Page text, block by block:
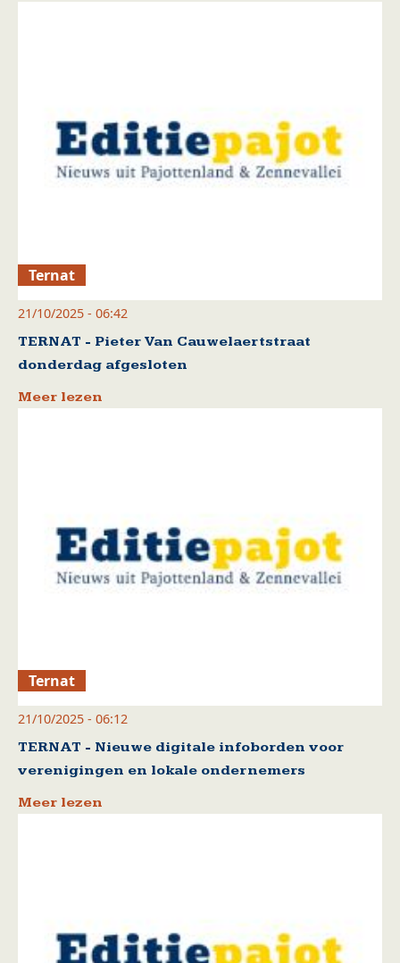
Ternat
21/10/2025 - 06:42
TERNAT - Pieter Van Cauwelaertstraat
donderdag afgesloten
Meer lezen
Ternat
21/10/2025 - 06:12
TERNAT - Nieuwe digitale infoborden voor
verenigingen en lokale ondernemers
Meer lezen